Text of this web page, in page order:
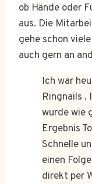
ob Hände oder
aus. Die
gehe schon
auch gern an
Ich war
Ringnails .
wurde wie
Ergebnis
Schnelle
einen
direkt per